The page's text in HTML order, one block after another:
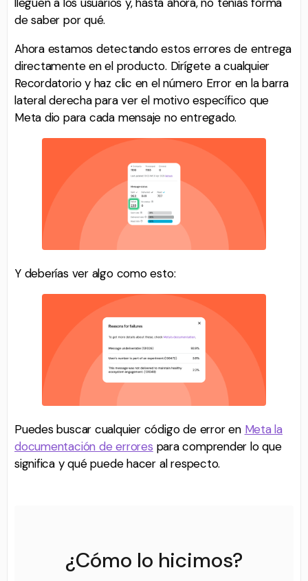
de saber por qué.
Ahora estamos detectando estos errores de entrega
directamente en el producto. Dirígete a cualquier
Recordatorio y haz clic en el número Error en la barra
lateral derecha para ver el motivo específico que
Meta dio para cada mensaje no entregado.
Y deberías ver algo como esto:
Puedes buscar cualquier código de error en Meta la
documentación de errores para comprender lo que
significa y qué puede hacer al respecto.
¿Cómo lo hicimos?